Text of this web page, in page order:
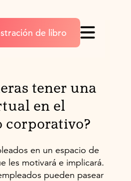
de libro
tener una
en el
corporativo?
en un espacio de
les motivará e implicará.
pueden pasear